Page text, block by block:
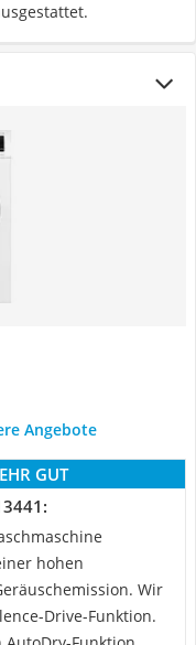
Angebote
GUT
hohen
Wir
Drive-Funktion.